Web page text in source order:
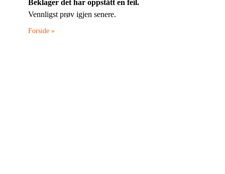
Beklager det har oppstått en feil.
Vennligst prøv igjen senere.
Forside »